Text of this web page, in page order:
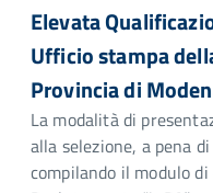
Elevata
Ufficio stampa
Provincia di
La modalità di
alla selezione, a pena
compilando il modulo